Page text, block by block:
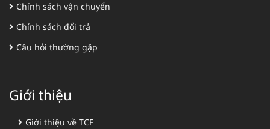
Chính sách vận chuyển
Chính sách đổi trả
Câu hỏi thường gặp
Giới thiệu
Giới thiệu về TCF